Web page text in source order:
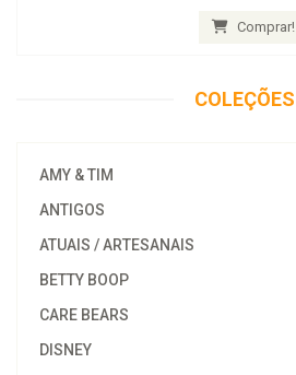
Comprar!
COLEÇÕES
AMY & TIM
ANTIGOS
ATUAIS / ARTESANAIS
BETTY BOOP
CARE BEARS
DISNEY